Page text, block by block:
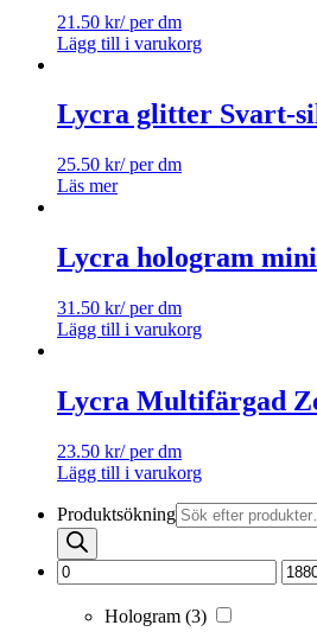
21.50 kr/ per dm
Lägg till i varukorg
Lycra glitter Svart-
25.50 kr/ per dm
Läs mer
Lycra hologram
31.50 kr/ per dm
Lägg till i varukorg
Lycra Multifärgad
23.50 kr/ per dm
Lägg till i varukorg
Produktsökning
Hologram (3)